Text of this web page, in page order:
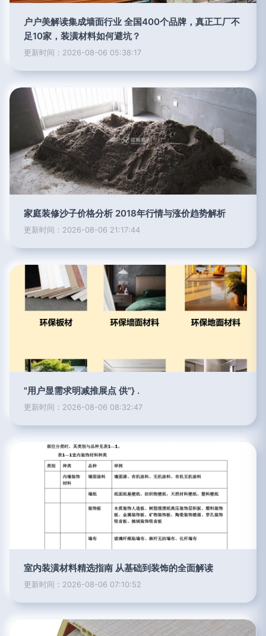
户户美解读集成墙面行业 全国400个品牌，真正工厂不
足10家，装潢材料如何避坑？
更新时间：2026-08-06 05:38:17
家庭装修沙子价格分析 2018年行情与涨价趋势解析
更新时间：2026-08-06 21:17:44
"用户显需求明减推展点 供"} .
更新时间：2026-08-06 08:32:47
室内装潢材料精选指南 从基础到装饰的全面解读
更新时间：2026-08-06 07:10:52